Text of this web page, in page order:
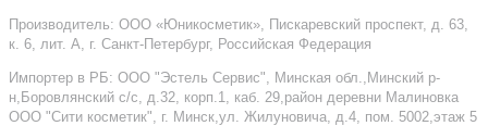
Производитель: ООО «Юникосметик», Пискаревский проспект, д. 63,
к. 6, лит. А, г. Санкт-Петербург, Российская Федерация
Импортер в РБ: ООО "Эстель Сервис", Минская обл.,Минский р-
н,Боровлянский с/с, д.32, корп.1, каб. 29,район деревни Малиновка
ООО "Сити косметик", г. Минск,ул. Жилуновича, д.4, пом. 5002,этаж 5